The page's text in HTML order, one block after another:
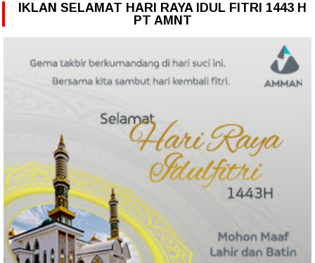
IKLAN SELAMAT HARI RAYA IDUL FITRI 1443 H
PT AMNT